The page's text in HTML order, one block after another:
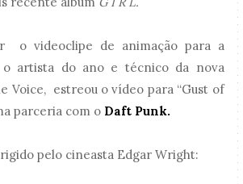
o videoclipe de animação para a
o artista do ano e técnico da nova
Voice, estreou o vídeo para “Gust of
parceria com o Daft Punk.
pelo cineasta Edgar Wright: